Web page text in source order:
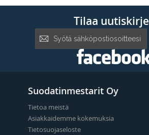
Tilaa uutiskirje
uutiskirje:
Suodatinmestarit Oy
Tietoa meistä
Asiakkaidemme kokemuksia
Tietosuojaseloste